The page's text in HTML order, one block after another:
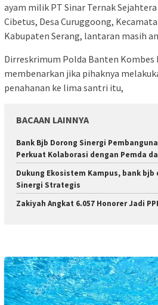
ayam milik PT Sinar Ternak
Cibetus, Desa Curuggoong,
Kabupaten Serang, lantaran masih
Dirreskrimum Polda Banten Kombes
membenarkan jika pihaknya
penahanan ke lima santri itu,
BACAAN LAINNYA
Bank Bjb Dorong Sinergi
Perkuat Kolaborasi dengan Pemda
Dukung Ekosistem Kampus, bank bjb
Sinergi Strategis
Zakiyah Angkat 6.057 Honorer Jadi